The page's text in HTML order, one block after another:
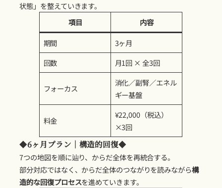
状態」を整えていきます。
項目
内容
期間
3ヶ月
回数
月1回 × 全3回
フォーカス
消化／副腎／エネル
ギー基盤
料金
¥22,000（税込）
×3回
◆6ヶ月プラン｜構造的回復◆
7つの地図を順に辿り、からだ全体を再統合する。
部分対応ではなく、からだ全体のつながりを読みながら構
造的な回復プロセスを進めていきます。